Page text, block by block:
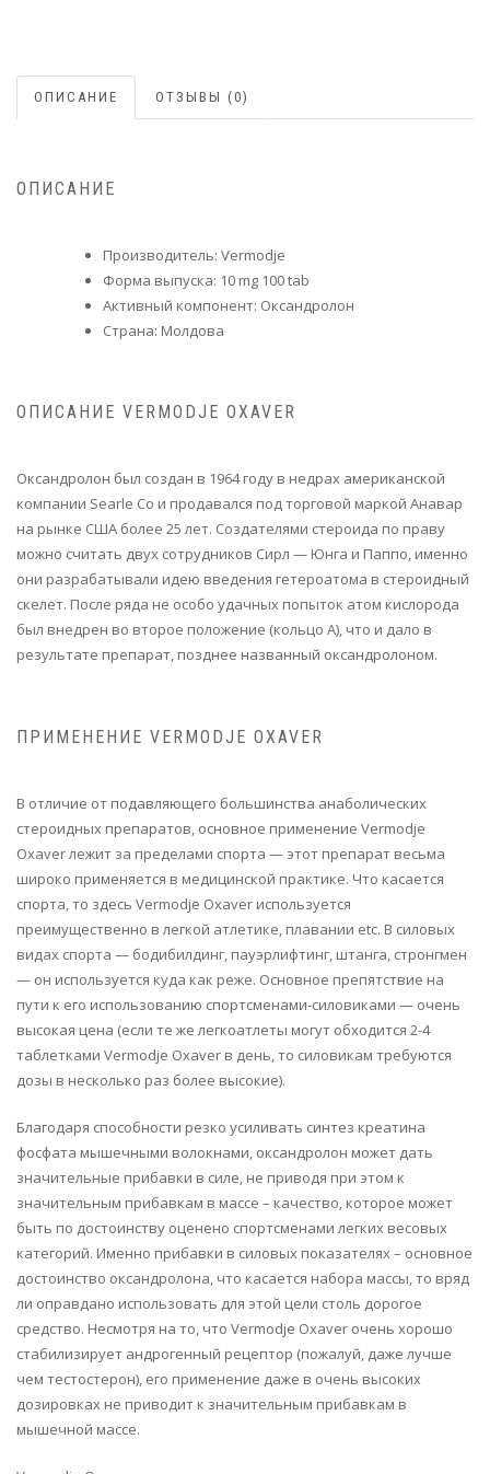
ОПИСАНИЕ ОТЗЫВЫ (0)
ОПИСАНИЕ
Производитель: Vermodje
Форма выпуска: 10 mg 100 tab
Активный компонент: Оксандролон
Страна: Молдова
ОПИСАНИЕ VERMODJE OXAVER
Оксандролон был создан в 1964 году в недрах американской
компании Searle Со и продавался под торговой маркой Анавар
на рынке США более 25 лет. Создателями стероида по праву
можно считать двух сотрудников Сирл — Юнга и Паппо, именно
они разрабатывали идею введения гетероатома в стероидный
скелет. После ряда не особо удачных попыток атом кислорода
был внедрен во второе положение (кольцо А), что и дало в
результате препарат, позднее названный оксандролоном.
ПРИМЕНЕНИЕ VERMODJE OXAVER
В отличие от подавляющего большинства анаболических
стероидных препаратов, основное применение Vermodje
Oxaver лежит за пределами спорта — этот препарат весьма
широко применяется в медицинской практике. Что касается
спорта, то здесь Vermodje Oxaver используется
преимущественно в легкой атлетике, плавании etc. В силовых
видах спорта — бодибилдинг, пауэрлифтинг, штанга, стронгмен
— он используется куда как реже. Основное препятствие на
пути к его использованию спортсменами-силовиками — очень
высокая цена (если те же легкоатлеты могут обходится 2-4
таблетками Vermodje Oxaver в день, то силовикам требуются
дозы в несколько раз более высокие).
Благодаря способности резко усиливать синтез креатина
фосфата мышечными волокнами, оксандролон может дать
значительные прибавки в силе, не приводя при этом к
значительным прибавкам в массе – качество, которое может
быть по достоинству оценено спортсменами легких весовых
категорий. Именно прибавки в силовых показателях – основное
достоинство оксандролона, что касается набора массы, то вряд
ли оправдано использовать для этой цели столь дорогое
средство. Несмотря на то, что Vermodje Oxaver очень хорошо
стабилизирует андрогенный рецептор (пожалуй, даже лучше
чем тестостерон), его применение даже в очень высоких
дозировках не приводит к значительным прибавкам в
мышечной массе.